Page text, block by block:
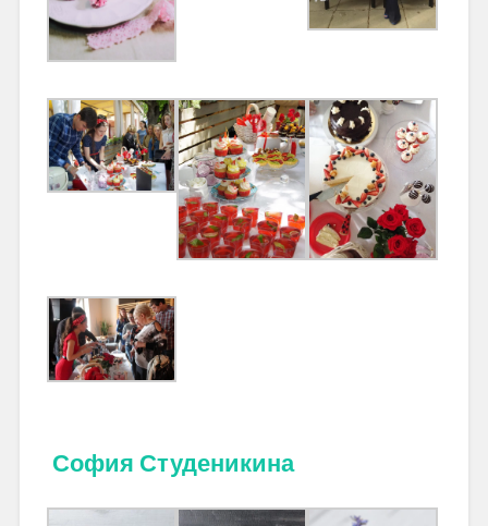
София Студеникина